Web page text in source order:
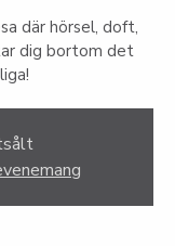
där hörsel, doft,
dig bortom det